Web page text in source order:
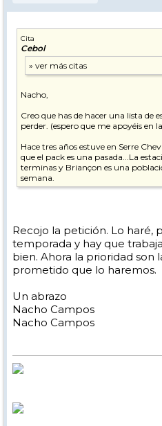
Cita
Cebol
Nacho,
Creo que has de hacer una lista de
perder. (espero que me apoyéis en
Hace tres años estuve en Serre
que el pack es una pasada...La
terminas y Briançon es una
semana.
Recojo la petición. Lo haré,
temporada y hay que
bien. Ahora la prioridad son
prometido que lo haremos.
Un abrazo
Nacho Campos
Nacho Campos